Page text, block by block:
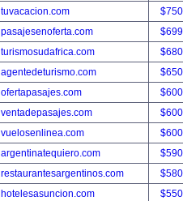
tuvacacion.com
pasajesenoferta.com
turismosudafrica.com
agentedeturismo.com
ofertapasajes.com
ventadepasajes.com
vuelosenlinea.com
argentinatequiero.com
restaurantesargentinos.com
hotelesasuncion.com